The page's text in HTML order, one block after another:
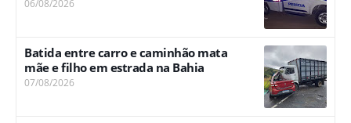
06/08/2026
Batida entre carro e caminhão mata
mãe e filho em estrada na Bahia
07/08/2026